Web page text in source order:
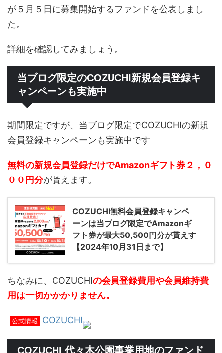
が５月５日に募集開始するファンドを公表しまし
た。
詳細を確認してみましょう。
当ブログ限定のCOZUCHI新規会員登録キ
ャンペーンも実施中
期間限定ですが、当ブログ限定でCOZUCHIの新規
会員登録キャンペーンも実施中です
無料の新規会員登録だけでAmazonギフト券２，０
００円分が貰えます。
COZUCHI無料会員登録キャンペ
ーンは当ブログ限定でAmazonギ
フト券が最大50,500円分が貰えす
【2024年10月31日まで】
ちなみに、COZUCHIの会員登録費用や会員維持費
用は一切かかかりません。
公式情報 COZUCHI
COZUCHI 代々木公園事業用地のファンド